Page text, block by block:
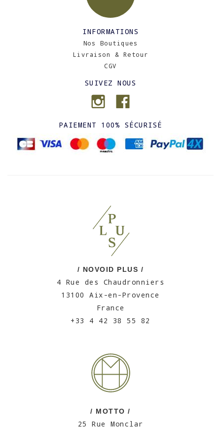
INFORMATIONS
Nos Boutiques
Livraison & Retour
CGV
SUIVEZ NOUS
PAIEMENT 100% SÉCURISÉ
/ NOVOID PLUS /
4 Rue des Chaudronniers
13100 Aix-en-Provence
France
+33 4 42 38 55 82
/ MOTTO /
25 Rue Monclar